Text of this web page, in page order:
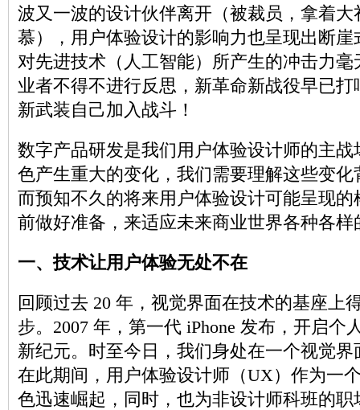
波又一波的设计伙伴离开（被裁员，拿着大
慕），用户体验设计的影响力也呈现出断
对先进技术（人工智能）所产生的冲击力
业者不得不进行反思，新革命新战役早已
新武装自己加入战斗！
数字产品研发是我们用户体验设计师的主
色产生重大的变化，我们需要理解这些变
而预知不久的将来用户体验设计可能呈现
前做好准备，来适应未来商业世界各种各样
一、技术让用户体验无处不在
回顾过去 20 年，视觉界面在技术的基座上
步。2007 年，第一代 iPhone 发布，开启个
新纪元。时至今日，我们身处在一个视觉
在此期间，用户体验设计师（UX）作为一
色迅速崛起，同时，也为非设计师科班的